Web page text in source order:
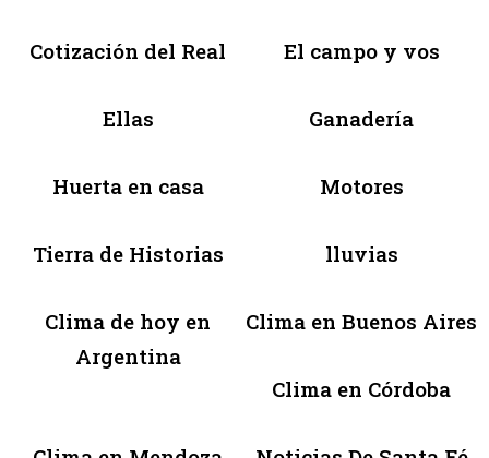
Cotización del Real El campo y vos
Ellas Ganadería
Huerta en casa Motores
Tierra de Historias lluvias
Clima de hoy en
Argentina
Clima en Buenos Aires
Clima en Córdoba